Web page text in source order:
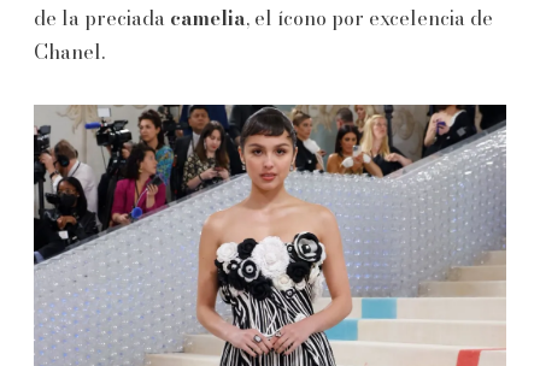
de la preciada camelia, el ícono por excelencia de
Chanel.